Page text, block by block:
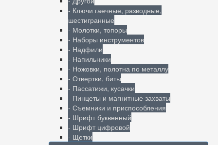
- Ключи гаечные, разводные,
шестигранные
- Молотки, топоры
- Наборы инструментов
- Надфили
- Напильники
- Ножовки, полотна по металлу
- Отвертки, биты
- Пассатижи, кусачки
- Пинцеты и магнитные захваты
- Съемники и приспособления
- Шрифт буквенный
- Шрифт цифровой
- Щетки